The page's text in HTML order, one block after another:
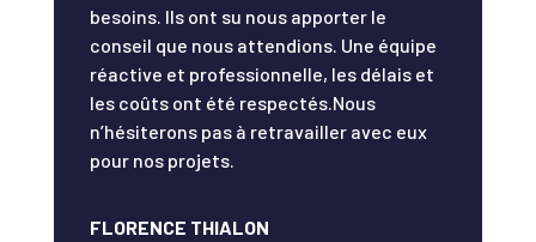
besoins. Ils ont su nous apporter le
conseil que nous attendions. Une équipe
réactive et professionnelle, les délais et
les coûts ont été respectés.Nous
n’hésiterons pas à retravailler avec eux
pour nos projets.
FLORENCE THIALON